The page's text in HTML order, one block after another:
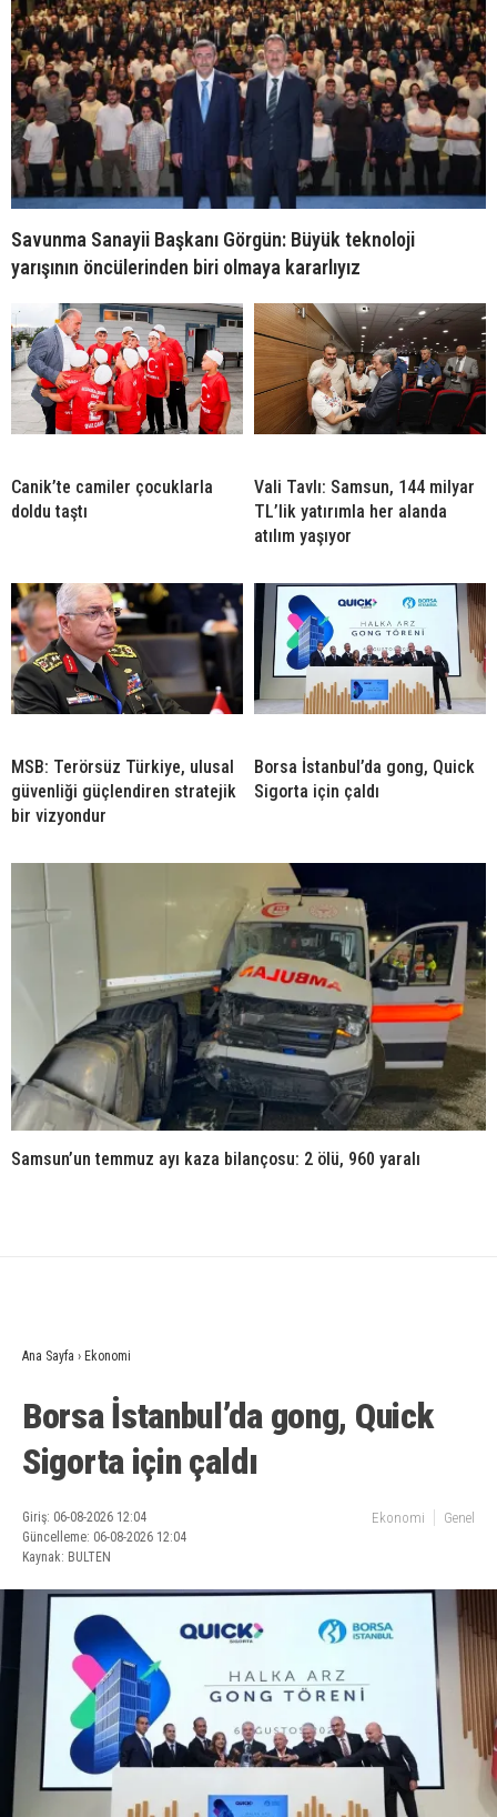
Savunma Sanayii Başkanı Görgün: Büyük teknoloji
yarışının öncülerinden biri olmaya kararlıyız
Canik’te camiler çocuklarla
doldu taştı
Vali Tavlı: Samsun, 144 milyar
TL’lik yatırımla her alanda
atılım yaşıyor
MSB: Terörsüz Türkiye, ulusal
güvenliği güçlendiren stratejik
bir vizyondur
Borsa İstanbul’da gong, Quick
Sigorta için çaldı
Samsun’un temmuz ayı kaza bilançosu: 2 ölü, 960 yaralı
Ana Sayfa › Ekonomi
Borsa İstanbul’da gong, Quick
Sigorta için çaldı
Giriş: 06-08-2026 12:04
Güncelleme: 06-08-2026 12:04
Kaynak: BULTEN
Ekonomi Genel